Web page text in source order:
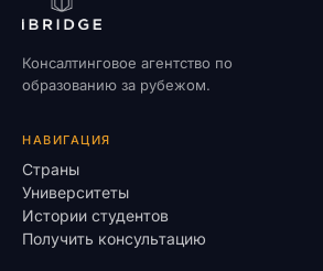
Консалтинговое агентство по
образованию за рубежом.
НАВИГАЦИЯ
Страны
Университеты
Истории студентов
Получить консультацию